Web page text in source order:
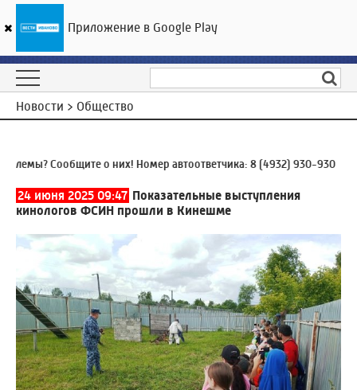
ГТРК «Ивтелерадио»
Новости > Общество
Сообщите о них! Номер автоответчика:8 (4932) 930-930 12:41
24 июня 2025 09:47 Показательные выступления
кинологов ФСИН прошли в Кинешме
Приложение в Google Play